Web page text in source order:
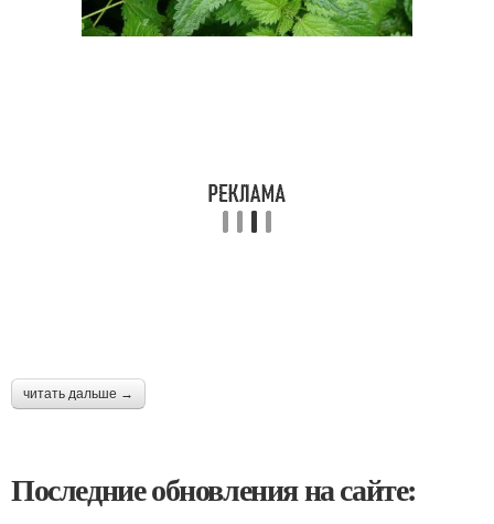
читать дальше →
Последние обновления на сайте: